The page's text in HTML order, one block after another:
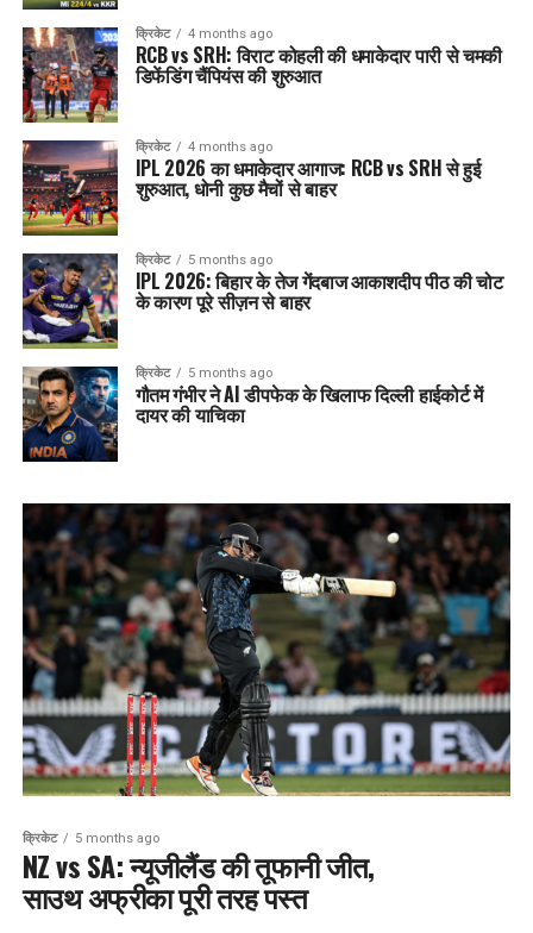
क्रिकेट 4 months ago
RCB vs SRH: विराट कोहली की धमाकेदार पारी से चमकी
डिफेंडिंग चैंपियंस की शुरुआत
क्रिकेट 4 months ago
IPL 2026 का धमाकेदार आगाज: RCB vs SRH से हुई
शुरुआत, धोनी कुछ मैचों से बाहर
क्रिकेट 5 months ago
IPL 2026: बिहार के तेज गेंदबाज आकाशदीप पीठ की चोट
के कारण पूरे सीज़न से बाहर
क्रिकेट 5 months ago
गौतम गंभीर ने AI डीपफेक के खिलाफ दिल्ली हाईकोर्ट में
दायर की याचिका
क्रिकेट 5 months ago
NZ vs SA: न्यूजीलैंड की तूफानी जीत,
साउथ अफ्रीका पूरी तरह पस्त